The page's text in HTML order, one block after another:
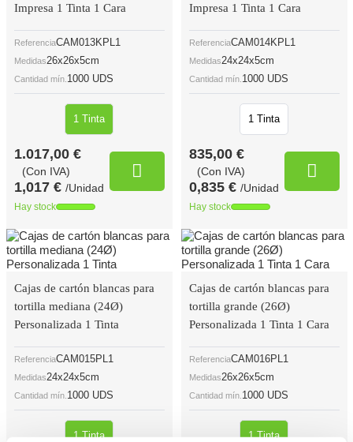
Impresa 1 Tinta 1 Cara
ReferenciaCAM013KPL1
Medidas26x26x5cm
Cantidad mín. 1000 UDS
1 Tinta
1.017,00 €
(Con IVA)
1,017 € /Unidad
Hay stock
Impresa 1 Tinta 1 Cara
ReferenciaCAM014KPL1
Medidas24x24x5cm
Cantidad mín. 1000 UDS
1 Tinta
835,00 €
(Con IVA)
0,835 € /Unidad
Hay stock
Cajas de cartón blancas para
tortilla mediana (24Ø)
Personalizada 1 Tinta
ReferenciaCAM015PL1
Medidas24x24x5cm
Cantidad mín. 1000 UDS
1 Tinta
Cajas de cartón blancas para
tortilla grande (26Ø)
Personalizada 1 Tinta 1 Cara
ReferenciaCAM016PL1
Medidas26x26x5cm
Cantidad mín. 1000 UDS
1 Tinta